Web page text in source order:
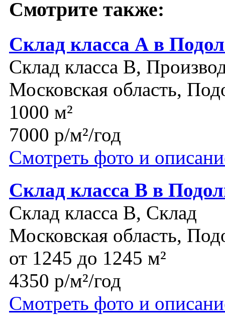
Смотрите также:
Склад класса А в
Склад класса B,
Московская область,
1000 м²
7000 р/м²/год
Смотреть фото и
Склад класса В в
Склад класса B, Склад
Московская область,
от 1245 до 1245 м²
4350 р/м²/год
Смотреть фото и